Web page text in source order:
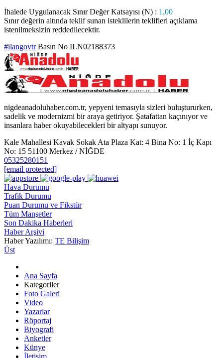
İhalede Uygulanacak Sınır Değer Katsayısı (N) : 1,00
Sınır değerin altında teklif sunan isteklilerin teklifleri açıklama
istenilmeksizin reddedilecektir.
#ilangovtr Basın No ILN02188373
nigdeanadoluhaber.com.tr, yepyeni temasıyla sizleri buluştururken,
sadelik ve modernizmi bir araya getiriyor. Şatafattan kaçınıyor ve
insanlara haber okuyabilecekleri bir altyapı sunuyor.
Kale Mahallesi Kavak Sokak Ata Plaza Kat: 4 Bina No: 1 İç Kapı
No: 15 51100 Merkez / NİĞDE
05325280151
[email protected]
Hava Durumu
Trafik Durumu
Puan Durumu ve Fikstür
Tüm Manşetler
Son Dakika Haberleri
Haber Arşivi
Haber Yazılımı: TE Bilişim
Üst
Ana Sayfa
Kategoriler
Foto Galeri
Video
Yazarlar
Röportaj
Biyografi
Anketler
Künye